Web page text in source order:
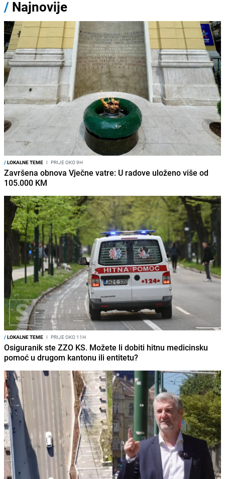
/ Najnovije
/LOKALNE TEME I PRIJE OKO 9H
Završena obnova Vječne vatre: U radove uloženo više od
105.000 KM
/LOKALNE TEME I PRIJE OKO 11H
Osiguranik ste ZZO KS. Možete li dobiti hitnu medicinsku
pomoć u drugom kantonu ili entitetu?